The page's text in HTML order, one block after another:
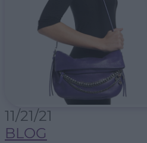
11/21/21
BLOG